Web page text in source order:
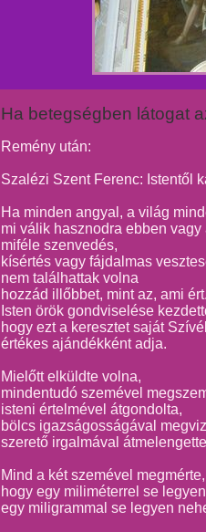
Ha betegségben látogat
Remény után:
Szalézi Szent Ferenc: Istentől
Ha minden angyal, a világ
mi válik hasznodra ebben
miféle szenvedés,
kísértés vagy fájdalmas
nem találhattak volna
hozzád illőbbet, mint az, ami
Isten örök gondviselése
hogy ezt a keresztet saját
értékes ajándékként adja.
Mielőtt elküldte volna,
mindentudó szemével
isteni értelmével átgondolta,
bölcs igazságosságával
szerető irgalmával
Mind a két szemével megmérte,
hogy egy miliméterrel se
egy miligrammal se legyen